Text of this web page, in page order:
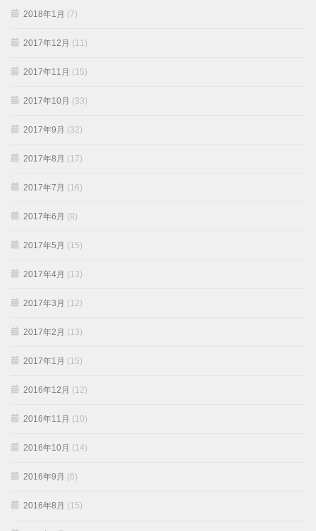
2018年1月 (7)
2017年12月 (11)
2017年11月 (15)
2017年10月 (33)
2017年9月 (32)
2017年8月 (17)
2017年7月 (16)
2017年6月 (8)
2017年5月 (15)
2017年4月 (13)
2017年3月 (12)
2017年2月 (13)
2017年1月 (15)
2016年12月 (12)
2016年11月 (10)
2016年10月 (14)
2016年9月 (6)
2016年8月 (15)